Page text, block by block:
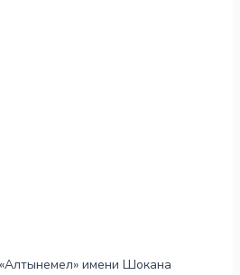
имени Шокана